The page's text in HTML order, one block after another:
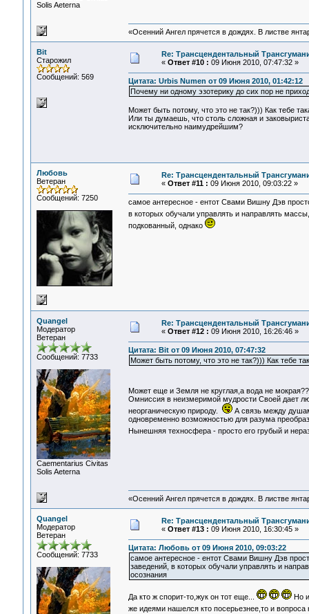
Solis Aeterna
«Осенний Ангел прячется в дождях. В листве
Bit
Старожил
Сообщений: 569
Re: Трансцендентальный
« Ответ #10 : 09 Июня 2010, 07:47:32 »
Цитата: Urbis Numen от 09 Июня 2010, 01:42:12
Почему ни одному эзотерику до сих пор не
Может быть потому, что это не так?))) Как тебе
Или ты думаешь, что столь сложная и
исключительно наимудрейшим?
Любовь
Ветеран
Сообщений: 7250
Re: Трансцендентальный
« Ответ #11 : 09 Июня 2010, 09:03:22 »
самое антересное - ентот Свами Вишну Дэв
в которых обучали управлять и направлять
подкованный, однако
Quangel
Модератор
Ветеран
Сообщений: 7733
Сaementarius Civitas
Solis Aeterna
Re: Трансцендентальный
« Ответ #12 : 09 Июня 2010, 16:26:46 »
Цитата: Bit от 09 Июня 2010, 07:47:32
Может быть потому, что это не так?))) Как тебе
Может еще и Земля не круглая,а вода не
Омниссия в неизмеримой мудрости Своей дает
неорганическую природу.
А связь между
одновременно возможностью для разума
Нынешняя техносфера - просто его грубый и
«Осенний Ангел прячется в дождях. В листве
Quangel
Модератор
Ветеран
Сообщений: 7733
Re: Трансцендентальный
« Ответ #13 : 09 Июня 2010, 16:30:45 »
Цитата: Любовь от 09 Июня 2010, 09:03:22
самое антересное - ентот Свами Вишну Дэв
заведений, в которых обучали управлять и
осознания
Да кто ж спорит-то,жук он тот еще...
Но
же идеями нашелся кто посерьезнее,то и